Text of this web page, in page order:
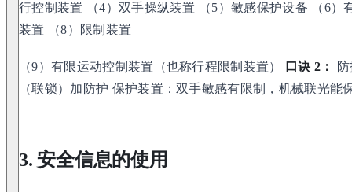
行控制装置 （4）双手操纵装置 （5）敏感保护设备 （6）
装置 （8）限制装置
（9）有限运动控制装置（也称行程限制装置） 口诀 2：
（联锁）加防护 保护装置：双手敏感有限制，机械联光能
3. 安全信息的使用